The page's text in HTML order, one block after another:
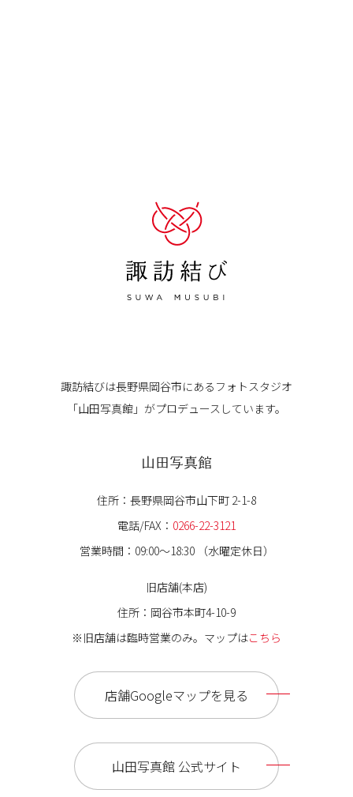
諏訪結びは長野県岡谷市にある フォトスタジオ
「山田写真館」がプロデュースしています。
山田写真館
住所：長野県岡谷市山下町 2-1-8
電話/FAX： 0266-22-3121
営業時間：09:00〜18:30 （水曜定休日）
旧店舗(本店)
住所：岡谷市本町4-10-9
※旧店舗は臨時営業のみ。マップはこちら
店舗Googleマップを見る
山田写真館 公式サイト